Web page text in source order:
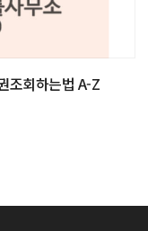
조회하는법 A-Z